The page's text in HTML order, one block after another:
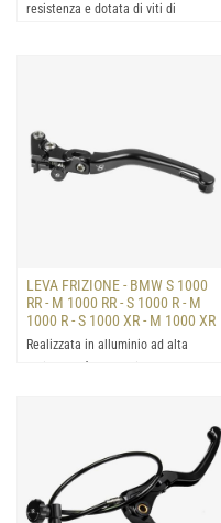
resistenza e dotata di viti di
LEVA FRIZIONE - BMW S 1000
RR - M 1000 RR - S 1000 R - M
1000 R - S 1000 XR - M 1000 XR
Realizzata in alluminio ad alta